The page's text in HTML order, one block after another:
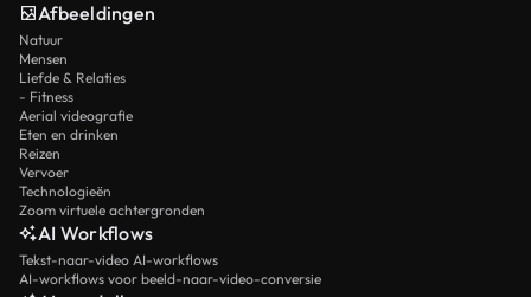
Afbeeldingen
Natuur
Mensen
Liefde & Relaties
- Fitness
Aerial videografie
Eten en drinken
Reizen
Vervoer
Technologieën
Zoom virtuele achtergronden
AI Workflows
Tekst-naar-video AI-workflows
AI-workflows voor beeld-naar-video-conversie